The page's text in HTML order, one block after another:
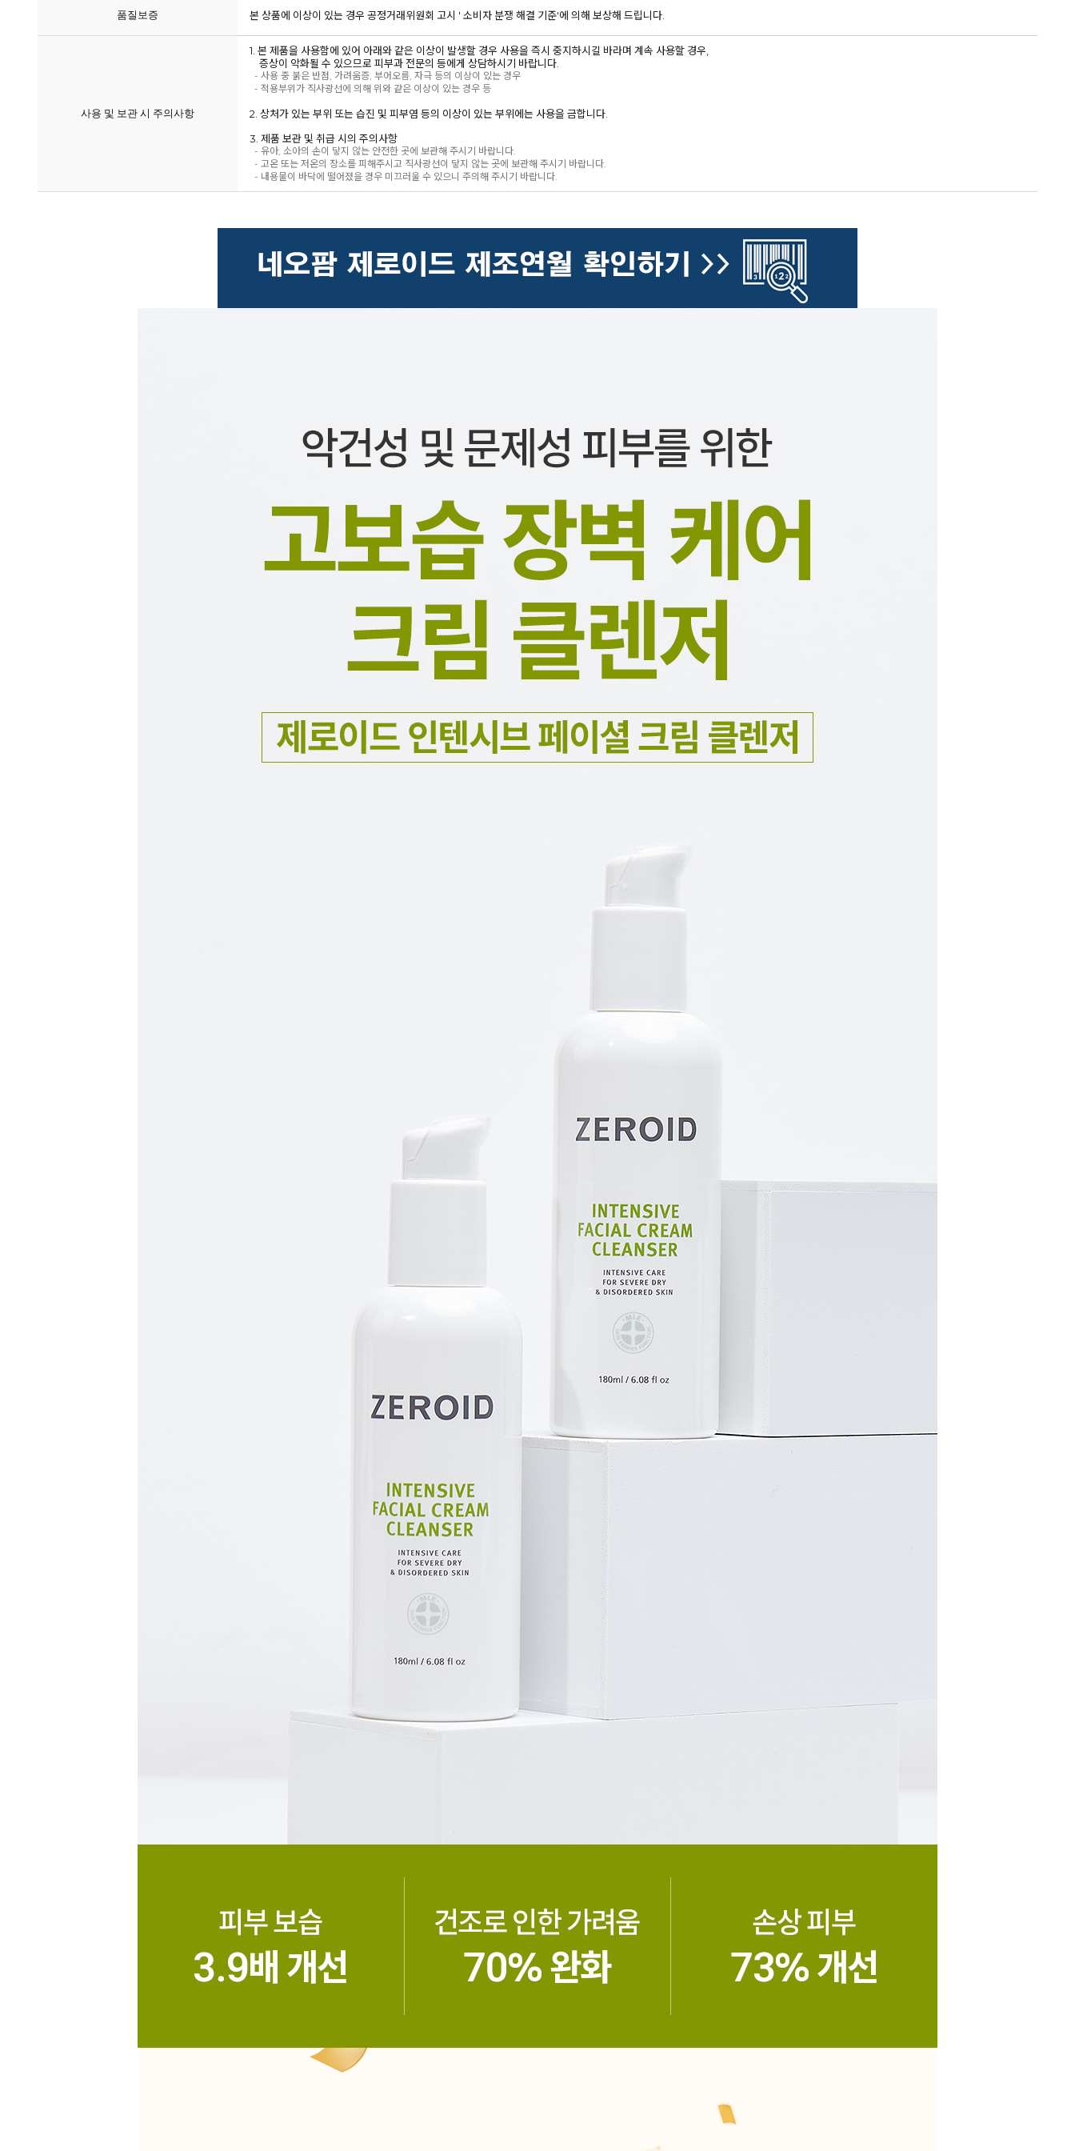
품질보증 본 상품에 이상이 있는 경우 공정거래위원회 고시 ' 소비자 분쟁 해결 기준'에 의해 보상해 드립니다.
사용 및 보관 시 주의사항
1. 본 제품을 사용함에 있어 아래와 같은 이상이 발생할 경우 사용을 즉시 중지하시길 바라며 계속 사용할 경우,
증상이 악화될 수 있으므로 피부과 전문의 등에게 상담하시기 바랍니다.
- 사용 중 붉은 반점, 가려움증, 부어오름, 자극 등의 이상이 있는 경우
- 적용부위가 직사광선에 의해 위와 같은 이상이 있는 경우 등
2. 상처가 있는 부위 또는 습진 및 피부염 등의 이상이 있는 부위에는 사용을 금합니다.
3. 제품 보관 및 취급 시의 주의사항
- 유아, 소아의 손이 닿지 않는 안전한 곳에 보관해 주시기 바랍니다.
- 고온 또는 저온의 장소를 피해주시고 직사광선이 닿지 않는 곳에 보관해 주시기 바랍니다.
- 내용물이 바닥에 떨어졌을 경우 미끄러울 수 있으니 주의해 주시기 바랍니다.